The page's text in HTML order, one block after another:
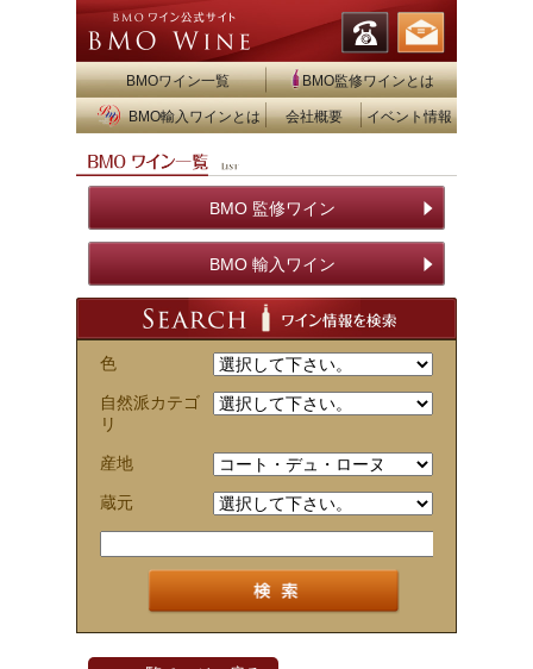
BMOワイン一覧 BMO監修ワインとは
BMO輸入ワインとは 会社概要 イベント情報
BMO 監修ワイン
BMO 輸入ワイン
色
自然派カテゴ
リ
産地
蔵元